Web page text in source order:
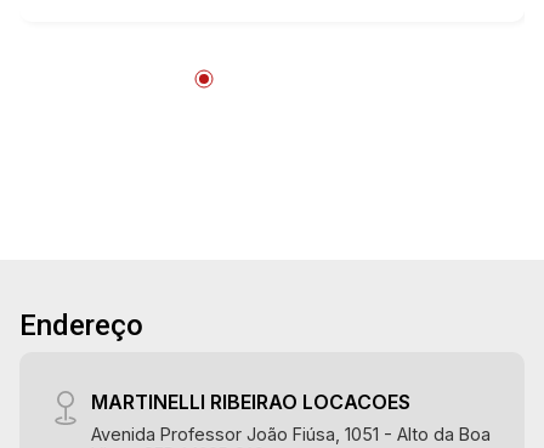
lazer com churrasqueira - Piscina - Vestiário -
desejados condomínios da Zona Sul,
conhecidos por sua segurança, infraestrutura
Atuamos nos empreendimentos de maior
prestígio da região, incluindo: Reserva Santa
Endereço
MARTINELLI RIBEIRAO LOCACOES
Avenida Professor João Fiúsa, 1051 - Alto da Boa